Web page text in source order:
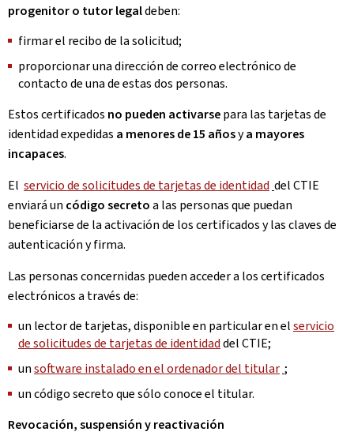
progenitor o tutor legaldeben:
firmar el recibo de la solicitud;
proporcionar una dirección de correo electrónico de
contacto de una de estas dos personas.
Estos certificados no pueden activarsepara las tarjetas de
identidad expedidas a menores de 15 añosya mayores
incapaces.
El servicio de solicitudes de tarjetas de identidad del CTIE
enviará un código secretoa las personas que puedan
beneficiarse de la activación de los certificados y las claves de
autenticación y firma.
Las personas concernidas pueden acceder a los certificados
electrónicos a través de:
un lector de tarjetas, disponible en particular en elservicio
de solicitudes de tarjetas de identidaddel CTIE;
unsoftware instalado en el ordenador del titular ;
un código secreto que sólo conoce el titular.
Revocación, suspensión y reactivación